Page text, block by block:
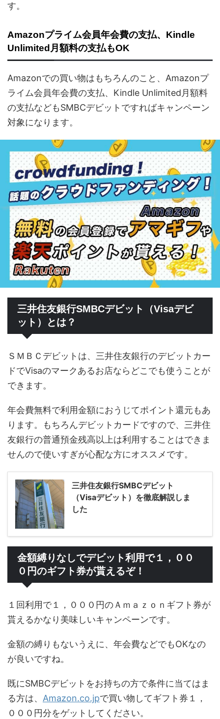
す。
Amazonプライム会員年会費の支払、Kindle
Unlimited月額料の支払もOK
Amazonでの買い物はもちろんのこと、Amazonプ
ライム会員年会費の支払、Kindle Unlimited月額料
の支払などもSMBCデビットですればキャンペーン
対象になります。
三井住友銀行SMBCデビット（Visaデビ
ット）とは？
ＳＭＢＣデビットは、三井住友銀行のデビットカー
ドでVisaのマークあるお店ならどこでも使うことが
できます。
年会費無料で利用金額におうじてポイント還元もあ
ります。もちろんデビットカードですので、三井住
友銀行の普通預金残高以上は利用することはできま
せんので使いすぎが心配な方にオススメです。
三井住友銀行SMBCデビット
（Visaデビット）を徹底解説しま
した
金額縛りなしでデビット利用で１，００
０円のギフト券が貰えるぞ！
１回利用で１，０００円のＡｍａｚｏｎギフト券が
貰えるかなり美味しいキャンペーンです。
金額の縛りもないうえに、年会費などでもOKなの
が良いですね。
既にSMBCデビットをお持ちの方で条件に当てはま
る方は、 Amazon.co.jpで買い物してギフト券１，
０００円分をゲットしてください。